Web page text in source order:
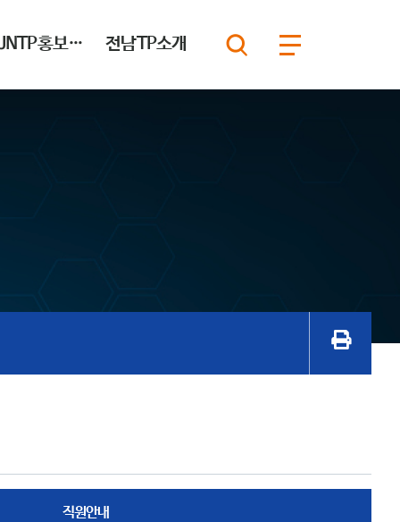
JNTP홍보마당 전남TP소개
직원안내